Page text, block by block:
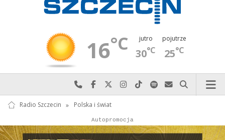
16°C jutro
30°C
pojutrze
25°C
Najlepiej po prostu do nas zadzwoń
Odwiedź nas na Facebook-u
Odwiedź nas na X
Odwiedź nas na Instagram-ie
Odwiedź nas na TikTok-u
Szukaj nas na Spotify
Wyślij do nas
Szukaj
Radio Szczecin » Polska i świat
Autopromocja
Autopromocja
Reklama